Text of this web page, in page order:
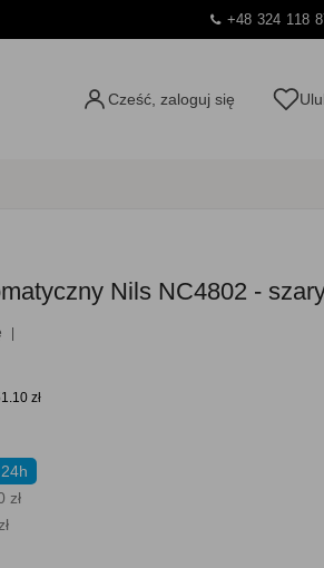
+48 324 118
Cześć, zaloguj się
Nils NC4802 -
zł
zł